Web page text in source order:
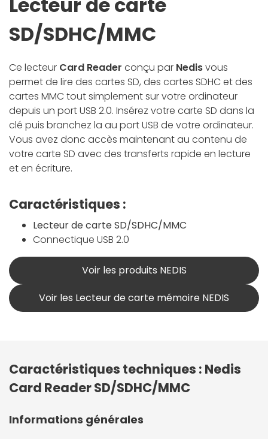
SD/SDHC/MMC
Ce lecteur Card Reader conçu par Nedisvous
permet de lire des cartes SD, des cartes SDHC et des
cartes MMC tout simplement sur votre ordinateur
depuis un port USB 2.0. Insérez votre carte SD dans la
clé puis branchez la au port USB de votre ordinateur.
Vous avez donc accès maintenant au contenu de
votre carte SD avec des transferts rapide en lecture
et en écriture.
Caractéristiques :
Lecteur de carte SD/SDHC/MMC
Connectique USB 2.0
Voir les produits NEDIS
Voir les Lecteur de carte mémoire NEDIS
Caractéristiques techniques : Nedis
Card Reader SD/SDHC/MMC
Informations générales